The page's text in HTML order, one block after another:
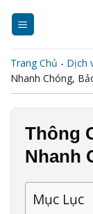
Trang Chủ - Dịch
Nhanh Chóng,
Thông
Nhanh
Mục Lục